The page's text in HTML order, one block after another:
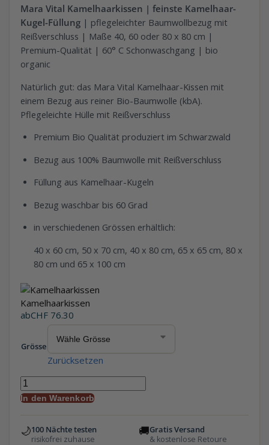
Mara Vital Kamelhaarkissen | feinste Kamelhaar-
Kugel-Füllung | pflegeleichter Baumwollbezug mit
Reißverschluss | Maße 40, 60 oder 80 x 80 cm |
Premium-Qualität | 60° C Schonwaschgang | bio
organic
Natürlich gut: das Mara Vital Kamelhaar-Kissen mit
einem Bezug aus reiner Bio-Baumwolle (kbA).
Pflegeleichte Hülle mit Reißverschluss
Premium Bio Qualität produziert im Schwarzwald
Bezug aus 100% Baumwolle mit Reißverschluss
Füllung aus Kamelhaar-Kugeln
Bezug waschbar bis 60 Grad
in verschiedenen Grössen erhältlich:
40 x 60 cm, 50 x 70 cm, 40 x 80 cm, 65 x 65 cm, 80 x
80 cm und 65 x 100 cm
Kamelhaarkissen
abCHF 76.30
Grösse
Zurücksetzen
In den Warenkorb
🌙100 Nächte testen
risikofrei zuhause
🚚Gratis Versand
& kostenlose Retoure